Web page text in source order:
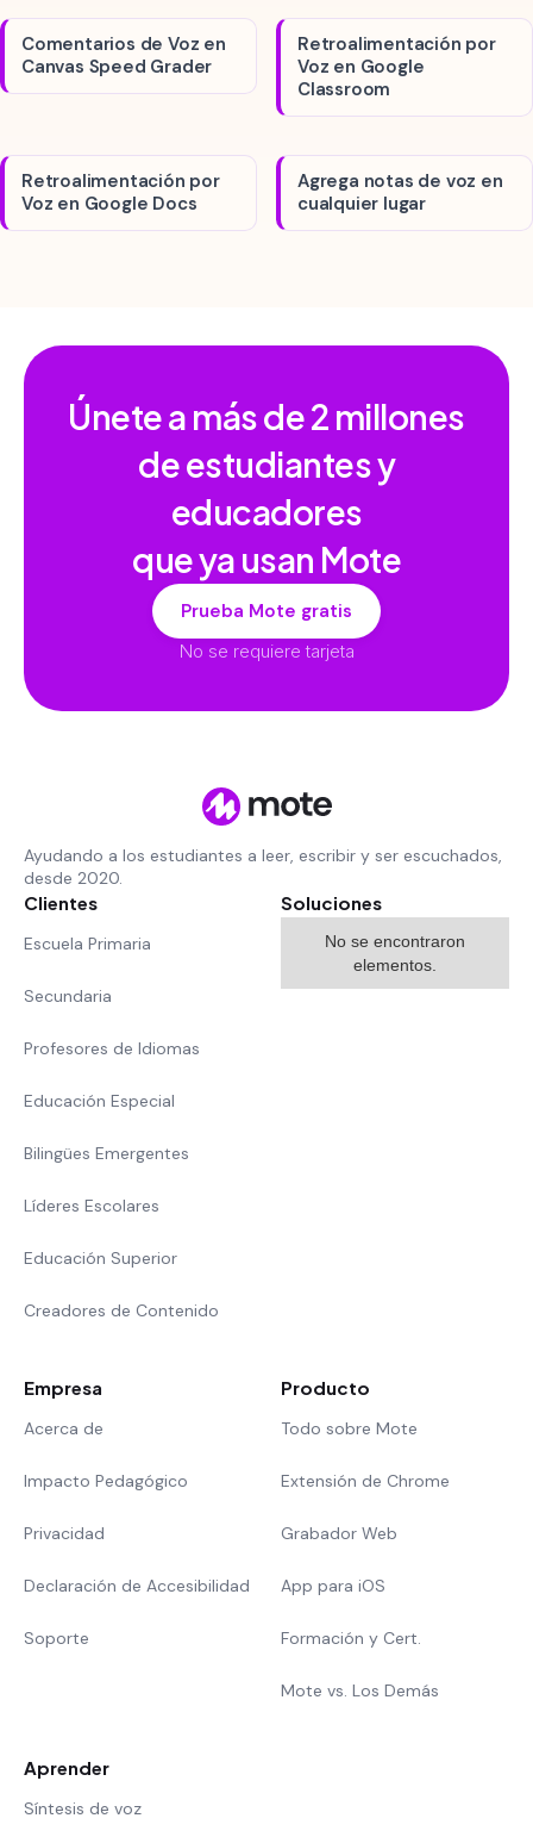
Comentarios de Voz en
Canvas Speed Grader
Retroalimentación por
Voz en Google
Classroom
Retroalimentación por
Voz en Google Docs
Agrega notas de voz en
cualquier lugar
Únete a más de2 millones
de estudiantes y
educadores
que ya usan Mote
Prueba Mote gratis
No se requiere tarjeta
Ayudando a los estudiantes a leer, escribir y ser escuchados,
desde 2020.
Clientes
Escuela Primaria
Secundaria
Profesores de Idiomas
Educación Especial
Bilingües Emergentes
Líderes Escolares
Educación Superior
Creadores de Contenido
Soluciones
No se encontraron
elementos.
Empresa
Acerca de
Impacto Pedagógico
Privacidad
Declaración de Accesibilidad
Soporte
Producto
Todo sobre Mote
Extensión de Chrome
Grabador Web
App para iOS
Formación y Cert.
Mote vs. Los Demás
Aprender
Síntesis de voz